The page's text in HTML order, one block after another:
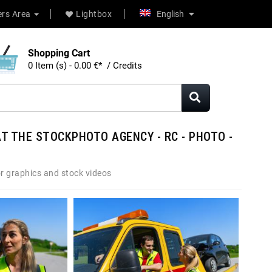
Area Lightbox English
Shopping Cart
0 Item (s) - 0.00 €* / Credits
THE STOCKPHOTO AGENCY - RC - PHOTO -
graphics and stock videos